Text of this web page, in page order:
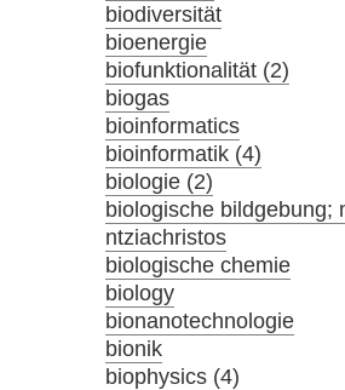
biodiversität
bioenergie
biofunktionalität (2)
biogas
bioinformatics
bioinformatik (4)
biologie (2)
biologische bildgebung;
ntziachristos
biologische chemie
biology
bionanotechnologie
bionik
biophysics (4)